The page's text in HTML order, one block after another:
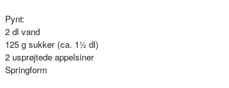
Pynt:
2 dl vand
125 g sukker (ca. 1½ dl)
2 usprøjtede appelsiner
Springform